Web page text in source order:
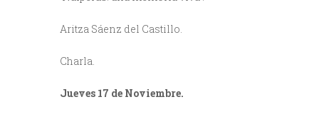
Aritza Sáenz del Castillo.
Charla.
Jueves 17 de Noviembre.